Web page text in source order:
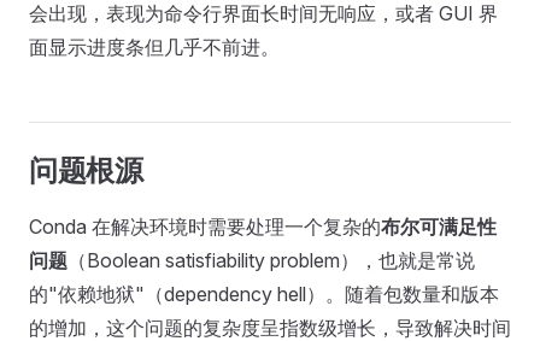
会出现，表现为命令行界面长时间无响应，或者 GUI 界
面显示进度条但几乎不前进。
问题根源
Conda 在解决环境时需要处理一个复杂的布尔可满足性
问题 （Boolean satisfiability problem），也就是常说
的"依赖地狱"（dependency hell）。随着包数量和版本
的增加，这个问题的复杂度呈指数级增长，导致解决时间